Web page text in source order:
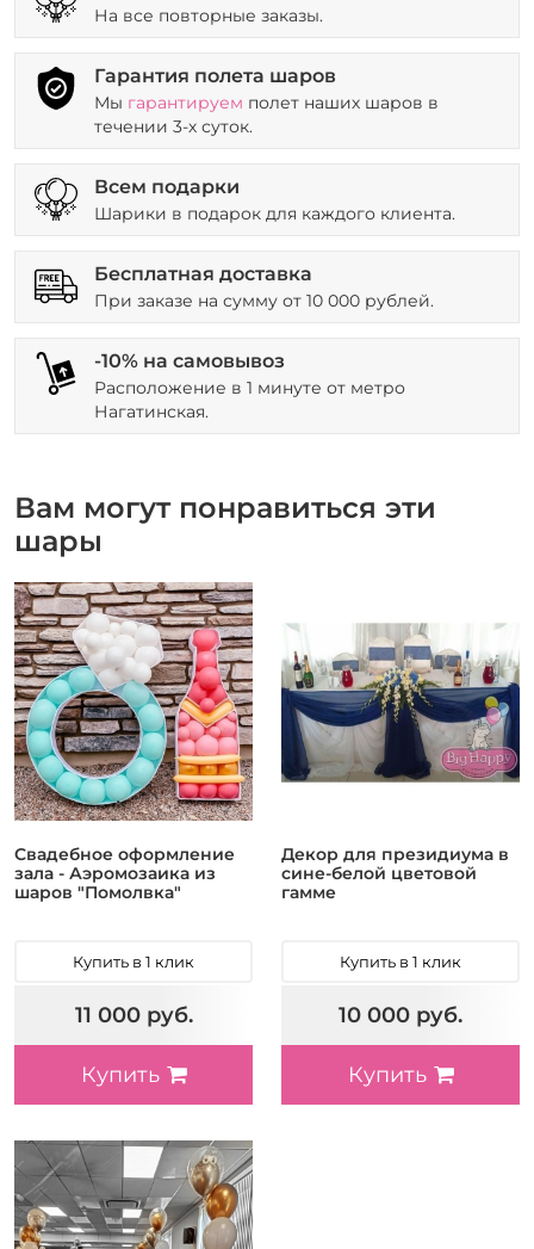
На все повторные заказы.
Гарантия полета шаров
Мы гарантируем полет наших шаров в
течении 3-х суток.
Всем подарки
Шарики в подарок для каждого клиента.
Бесплатная доставка
При заказе на сумму от 10 000 рублей.
-10% на самовывоз
Расположение в 1 минуте от метро
Нагатинская.
Вам могут понравиться эти
шары
Свадебное оформление
зала - Аэромозаика из
шаров "Помолвка"
Купить в 1 клик
11 000 руб.
Купить
Декор для президиума в
сине-белой цветовой
гамме
Купить в 1 клик
10 000 руб.
Купить